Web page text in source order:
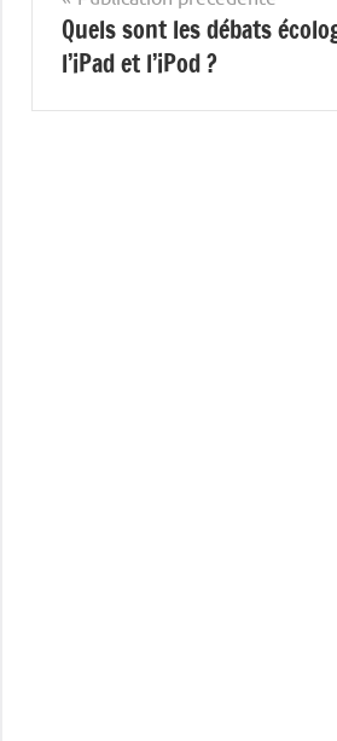
de
l’article
Quels sont les débats
l’iPad et l’iPod ?